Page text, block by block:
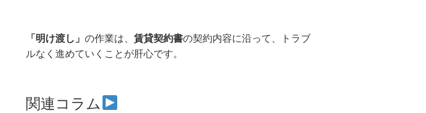
「明け渡し」 の作業は、 賃貸契約書の契約内容に沿って、トラブ
ルなく進めていくことが肝心です。
関連コラム